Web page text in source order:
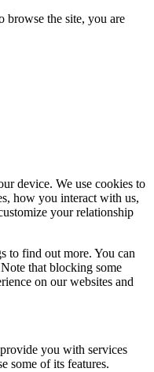
browse the site, you are
device. We use cookies to
how you interact with us,
your relationship
to find out more. You can
that blocking some
on our websites and
you with services
some of its features.